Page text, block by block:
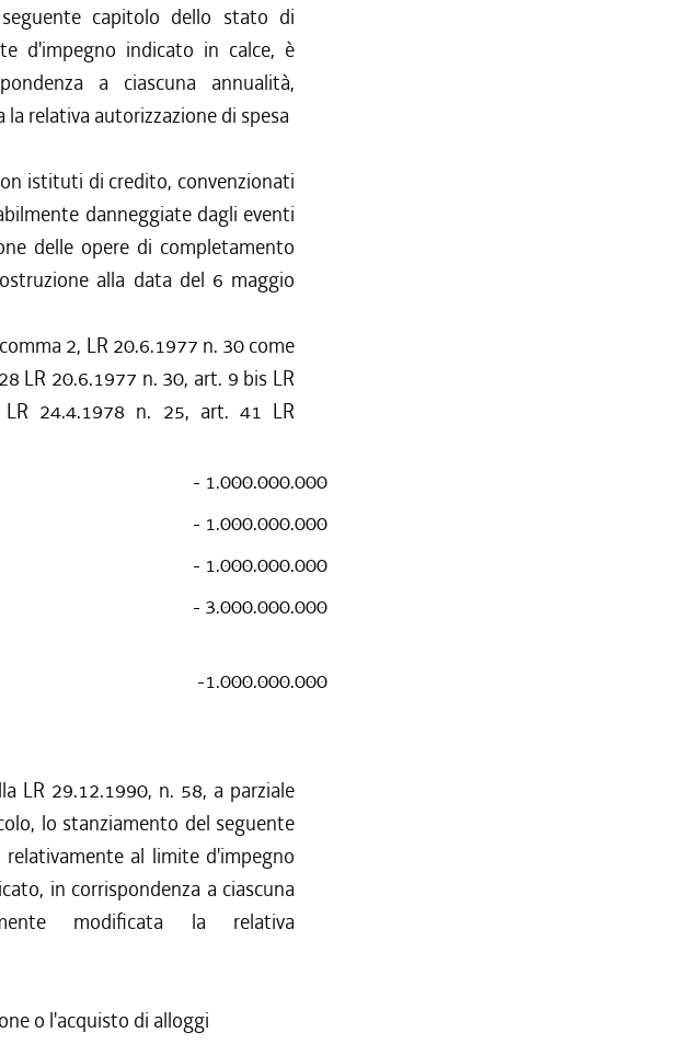
capitolo dello stato di
d'impegno indicato in calce, è
a ciascuna annualità,
relativa autorizzazione di spesa
istituti di credito, convenzionati
danneggiate dagli eventi
delle opere di completamento
alla data del 6 maggio
2, LR 20.6.1977 n. 30 come
LR 20.6.1977 n. 30, art. 9 bis LR
24.4.1978 n. 25, art. 41 LR
- 1.000.000.000
- 1.000.000.000
- 1.000.000.000
- 3.000.000.000
-1.000.000.000
LR 29.12.1990, n. 58, a parziale
lo stanziamento del seguente
al limite d'impegno
in corrispondenza a ciascuna
modificata la relativa
o l'acquisto di alloggi